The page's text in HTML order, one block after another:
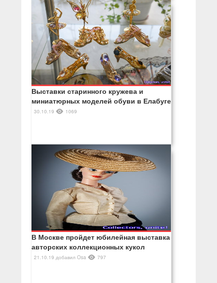
Выставки старинного кружева и
миниатюрных моделей обуви в Елабуге
30.10.19 1069
В Москве пройдет юбилейная выставка
авторских коллекционных кукол
21.10.19 добавил Osa 797